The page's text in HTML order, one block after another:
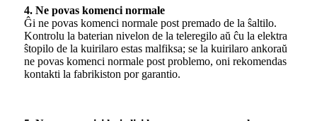
4. Ne povas komenci normale
Ĝi ne povas komenci normale post premado de la ŝaltilo.
Kontrolu la baterian nivelon de la teleregilo aŭ ĉu la elektra
ŝtopilo de la kuirilaro estas malfiksa; se la kuirilaro ankoraŭ
ne povas komenci normale post problemo, oni rekomendas
kontakti la fabrikiston por garantio.